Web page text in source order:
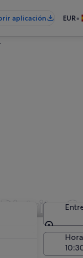
aplicación EUR•
Distrito